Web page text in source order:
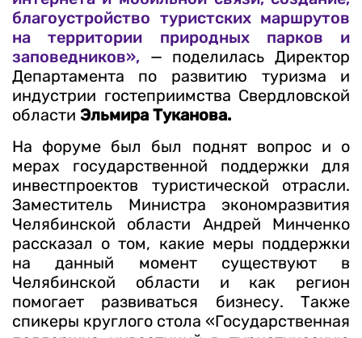
благоустройство туристских маршрутов
на территории природных парков и
заповедников»,— поделилась Директор
Департамента по развитию туризма и
индустрии гостеприимства Свердловской
области Эльмира Туканова.
На форуме был был поднят вопрос и о
мерах государственной поддержки для
инвестпроектов туристической отрасли.
Заместитель Министра экономразвития
Челябинской области Андрей Минченко
рассказал о том, какие меры поддержки
на данный момент существуют в
Челябинской области и как регион
помогает развиваться бизнесу. Также
спикеры круглого стола «Государственная